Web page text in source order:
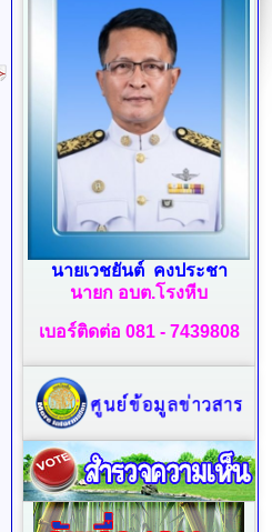
นายเวชยันต์ คงประชา
นายก อบต.โรงหีบ
เบอร์ติดต่อ 081 - 7439808